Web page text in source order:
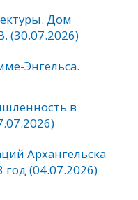
Дом
(30.07.2026)
Энгельса.
в
Архангельска
год (04.07.2026)